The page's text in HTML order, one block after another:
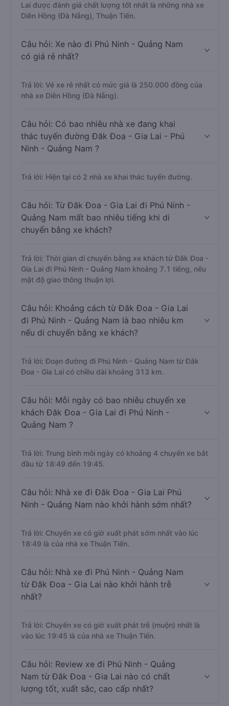
Lai được đánh giá chất lượng tốt nhất là những nhà xe
Diên Hồng (Đà Nẵng), Thuận Tiến.
Câu hỏi: Xe nào đi Phú Ninh - Quảng Nam
có giá rẻ nhất?
Trả lời: Vé xe rẻ nhất có mức giá là 250.000 đồng của
nhà xe Diên Hồng (Đà Nẵng).
Câu hỏi: Có bao nhiêu nhà xe đang khai
thác tuyến đường Đăk Đoa - Gia Lai - Phú
Ninh - Quảng Nam ?
Trả lời: Hiện tại có 2 nhà xe khai thác tuyến đường.
Câu hỏi: Từ Đăk Đoa - Gia Lai đi Phú Ninh -
Quảng Nam mất bao nhiêu tiếng khi di
chuyển bằng xe khách?
Trả lời: Thời gian di chuyển bằng xe khách từ Đăk Đoa -
Gia Lai đi Phú Ninh - Quảng Nam khoảng 7.1 tiếng, nếu
mật độ giao thông thuận lợi.
Câu hỏi: Khoảng cách từ Đăk Đoa - Gia Lai
đi Phú Ninh - Quảng Nam là bao nhiêu km
nếu di chuyển bằng xe khách?
Trả lời: Đoạn đường đi Phú Ninh - Quảng Nam từ Đăk
Đoa - Gia Lai có chiều dài khoảng 313 km.
Câu hỏi: Mỗi ngày có bao nhiêu chuyến xe
khách Đăk Đoa - Gia Lai đi Phú Ninh -
Quảng Nam ?
Trả lời: Trung bình mỗi ngày có khoảng 4 chuyến xe bắt
đầu từ 18:49 đến 19:45.
Câu hỏi: Nhà xe đi Đăk Đoa - Gia Lai Phú
Ninh - Quảng Nam nào khởi hành sớm nhất?
Trả lời: Chuyến xe có giờ xuất phát sớm nhất vào lúc
18:49 là của nhà xe Thuận Tiến.
Câu hỏi: Nhà xe đi Phú Ninh - Quảng Nam
từ Đăk Đoa - Gia Lai nào khởi hành trễ
nhất?
Trả lời: Chuyến xe có giờ xuất phát trễ (muộn) nhất là
vào lúc 19:45 là của nhà xe Thuận Tiến.
Câu hỏi: Review xe đi Phú Ninh - Quảng
Nam từ Đăk Đoa - Gia Lai nào có chất
lượng tốt, xuất sắc, cao cấp nhất?